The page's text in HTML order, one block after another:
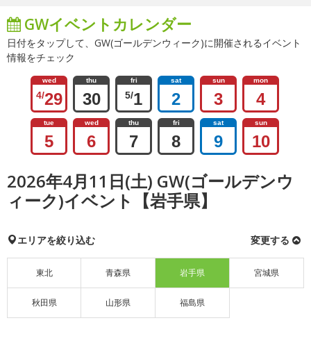
GWイベントカレンダー
日付をタップして、GW(ゴールデンウィーク)に開催されるイベント
情報をチェック
wed
4/29
thu
30
fri
5/1
sat
2
sun
3
mon
4
tue
5
wed
6
thu
7
fri
8
sat
9
sun
10
2026年4月11日(土) GW(ゴールデンウ
ィーク)イベント【岩手県】
エリアを絞り込む 変更する
東北 青森県 岩手県 宮城県
秋田県 山形県 福島県